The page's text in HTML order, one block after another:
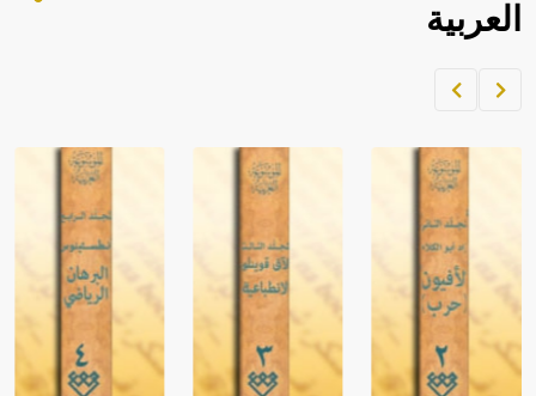
العربية